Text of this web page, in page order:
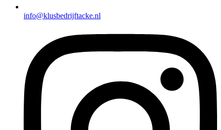
info@klusbedrijftacke.nl